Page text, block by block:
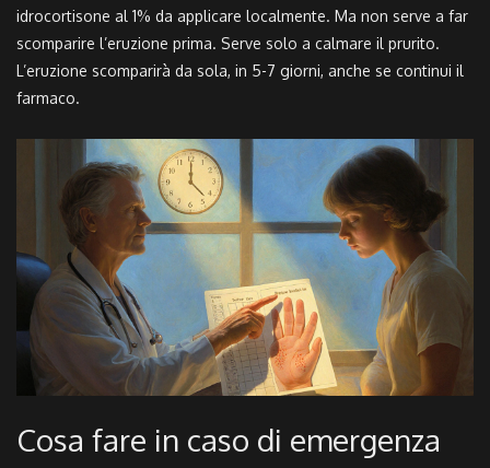
idrocortisone al 1% da applicare localmente. Ma non serve a far
scomparire l’eruzione prima. Serve solo a calmare il prurito.
L’eruzione scomparirà da sola, in 5-7 giorni, anche se continui il
farmaco.
Cosa fare in caso di emergenza